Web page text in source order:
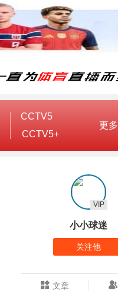
CCTV5
CCTV5+
更多
小小球迷
VIP
关注他
文章